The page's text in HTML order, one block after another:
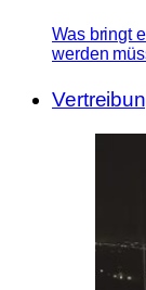
Was bringt
werden